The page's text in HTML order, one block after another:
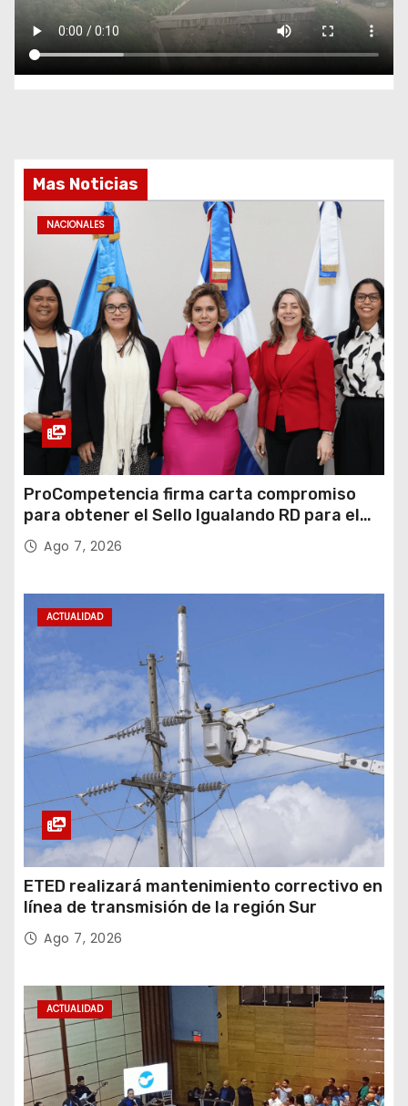
Mas Noticias
NACIONALES
ProCompetencia firma carta compromiso
para obtener el Sello Igualando RD para el
Sector Público
Ago 7, 2026
ACTUALIDAD
ETED realizará mantenimiento correctivo en
línea de transmisión de la región Sur
Ago 7, 2026
ACTUALIDAD